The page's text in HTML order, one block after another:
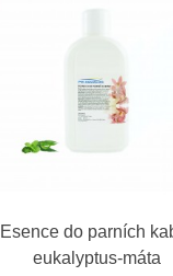
Rychlý náhled
Esence do parních
eukalyptus-máta